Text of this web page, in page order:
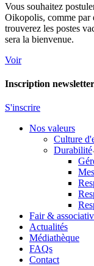
Vous souhaitez
Oikopolis, comme par
trouverez les postes
sera la bienvenue.
Voir
Inscription
S'inscrire
Nos valeurs
Culture
Durabilité
Fair &
Actualités
Médiathèque
FAQs
Contact